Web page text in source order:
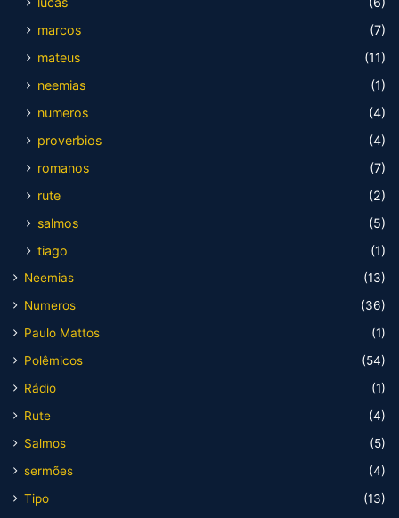
marcos
(7)
mateus
(11)
neemias
(1)
numeros
(4)
proverbios
(4)
romanos
(7)
rute
(2)
salmos
(5)
tiago
(1)
Neemias
(13)
Numeros
(36)
Paulo Mattos
(1)
Polêmicos
(54)
Rádio
(1)
Rute
(4)
Salmos
(5)
sermões
(4)
Tipo
(13)